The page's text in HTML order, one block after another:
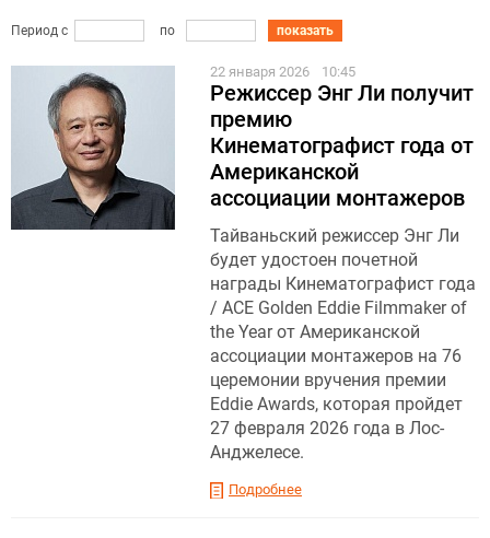
Период с по показать
22 января 2026 10:45
Режиссер Энг Ли получит
премию
Кинематографист года от
Американской
ассоциации монтажеров
Тайваньский режиссер Энг Ли
будет удостоен почетной
награды Кинематографист года
/ ACE Golden Eddie Filmmaker of
the Year от Американской
ассоциации монтажеров на 76
церемонии вручения премии
Eddie Awards, которая пройдет
27 февраля 2026 года в Лос-
Анджелесе.
Подробнее